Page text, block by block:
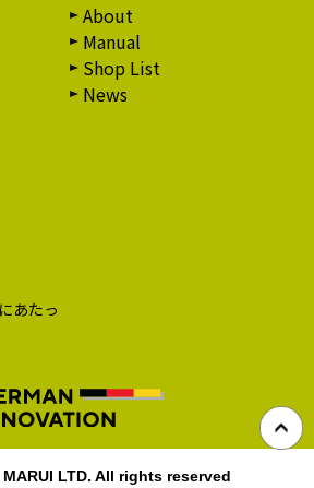
About
Manual
Shop List
News
あたっ
LTD. All rights reserved